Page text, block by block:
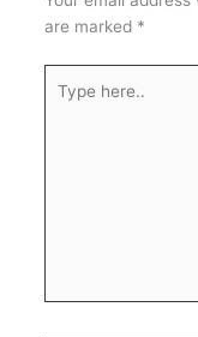
are marked *
here..